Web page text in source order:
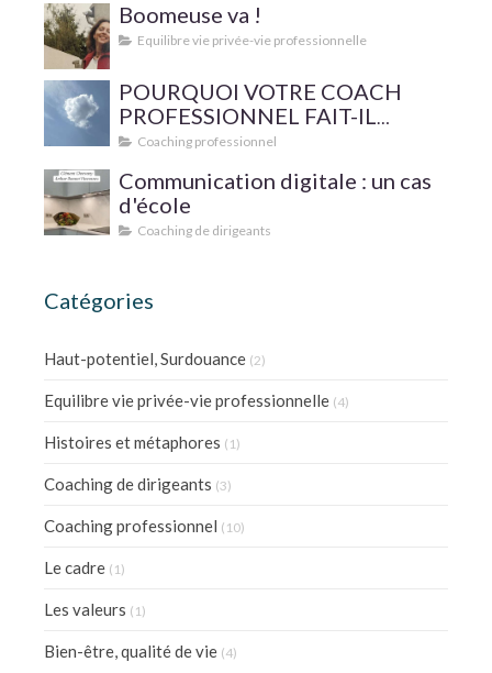
Boomeuse va !
Equilibre vie privée-vie professionnelle
POURQUOI VOTRE COACH
PROFESSIONNEL FAIT-IL
SUPERVISER SA PRATIQUE ?
Coaching professionnel
Communication digitale : un cas
d'école
Coaching de dirigeants
Catégories
Haut-potentiel, Surdouance (2)
Equilibre vie privée-vie professionnelle (4)
Histoires et métaphores (1)
Coaching de dirigeants (3)
Coaching professionnel (10)
Le cadre (1)
Les valeurs (1)
Bien-être, qualité de vie (4)